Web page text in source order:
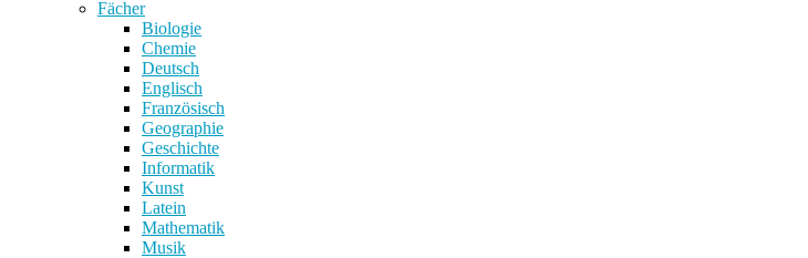
Fächer
Biologie
Chemie
Deutsch
Englisch
Französisch
Geographie
Geschichte
Informatik
Kunst
Latein
Mathematik
Musik